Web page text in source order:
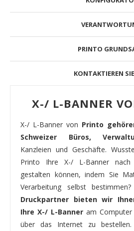
PRINTO
KONTAKTIEREN
X-/ L-BANNER
X-/ L-Banner von Printo
Schweizer Büros,
Kanzleien und Geschäfte.
Printo Ihre X-/ L-Banner nach
gestalten können, indem Sie
Verarbeitung selbst
Druckpartner bieten wir
Ihre X-/ L-Banner am
über das Internet zu